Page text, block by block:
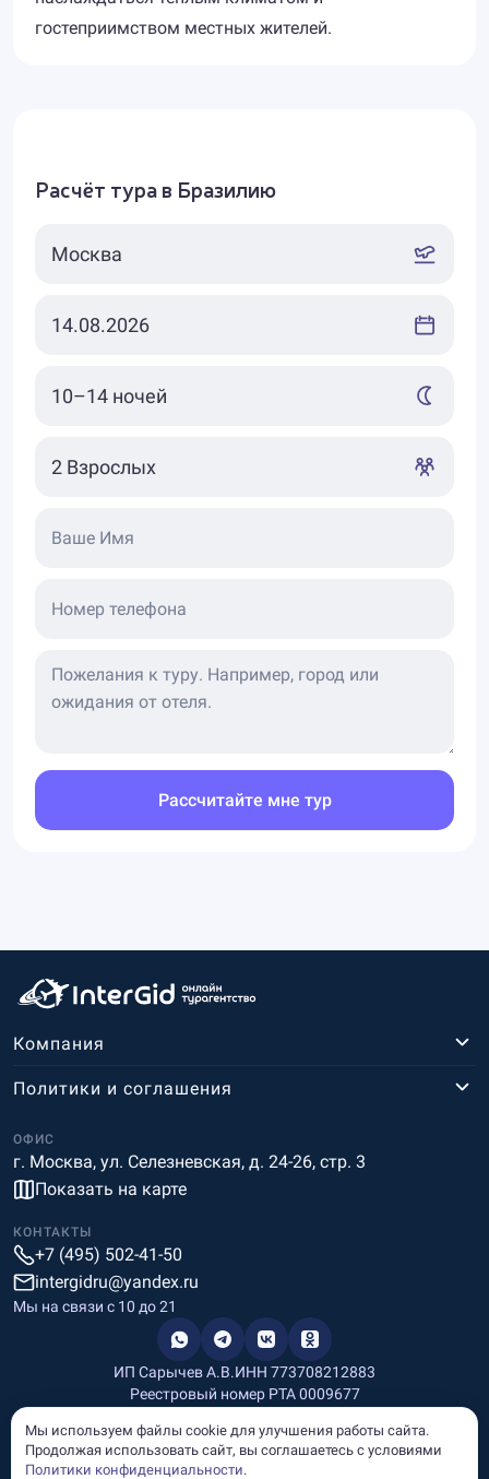
гостеприимством местных жителей.
Расчёт тура в Бразилию
Ваше Имя
Номер телефона
Рассчитайте мне тур
Компания
ОФИС
г. Москва, ул. Селезневская, д. 24-26, стр. 3
Показать на карте
Политики и соглашения
КОНТАКТЫ
+7 (495) 502-41-50
intergidru@yandex.ru
Мы на связи c 10 до 21
ИП Сарычев А.В.ИНН 773708212883
Реестровый номер РТА 0009677
Информация, размещённая на сайте, носит информационный
характер и не является рекламой и публичной офертой.
Мы используем файлы cookie для улучшения работы сайта.
Продолжая использовать сайт, вы соглашаетесь с условиями
Политики конфиденциальности.